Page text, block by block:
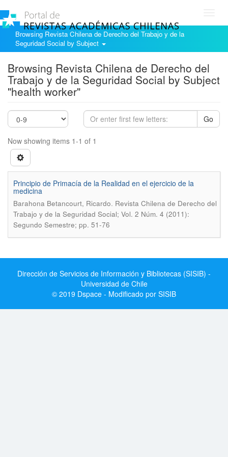
Browsing Revista Chilena de Derecho del Trabajo y de la
Seguridad Social by Subject
Browsing Revista Chilena de Derecho del
Trabajo y de la Seguridad Social by Subject
"health worker"
Go
Now showing items 1-1 of 1
Principio de Primacía de la Realidad en el ejercicio de la
medicina
Barahona Betancourt, Ricardo. Revista Chilena de Derecho del
Trabajo y de la Seguridad Social; Vol. 2 Núm. 4 (2011):
Segundo Semestre; pp. 51-76
Dirección de Servicios de Información y Bibliotecas (SISIB) -
Universidad de Chile
© 2019 Dspace - Modificado por SISIB